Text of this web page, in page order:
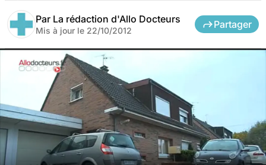
Par La rédaction d'Allo Docteurs
Mis à jour le 22/10/2012
Partager